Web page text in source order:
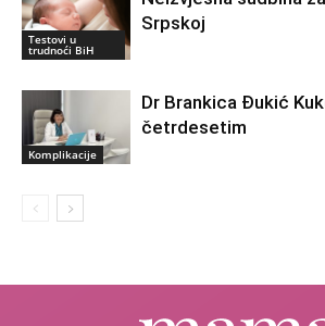
Testovi u
trudnoći BiH
Srpskoj
Komplikacije
Dr Brankica Đukić
četrdesetim